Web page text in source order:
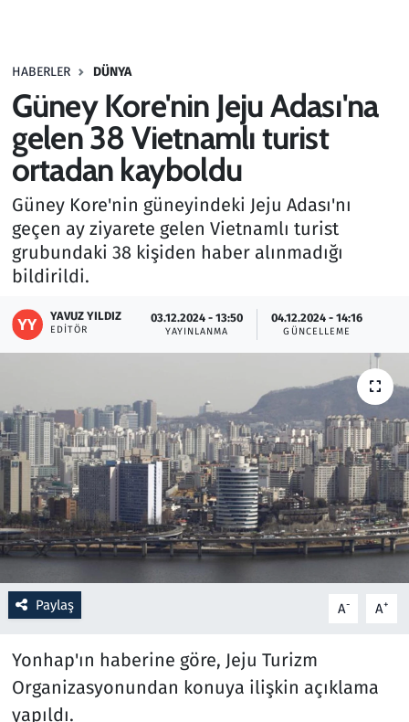
HABERLER DÜNYA
Güney Kore'nin Jeju Adası'na
gelen 38 Vietnamlı turist
ortadan kayboldu
Güney Kore'nin güneyindeki Jeju Adası'nı
geçen ay ziyarete gelen Vietnamlı turist
grubundaki 38 kişiden haber alınmadığı
bildirildi.
YAVUZ YILDIZ
EDITÖR
03.12.2024 - 13:50
YAYINLANMA
04.12.2024 - 14:16
GÜNCELLEME
Paylaş A- A+
Yonhap'ın haberine göre, Jeju Turizm
Organizasyonundan konuya ilişkin açıklama
yapıldı.
Haber
Kültür Sanat
Kurumsal Haberler
Lezzet Durağı
Memur ve Kamu
Otomobil
Oyun
Ramazan
Resmi İlanlar
Rüya Tabirleri
Sağlık
Savunma Sanayi
Spor